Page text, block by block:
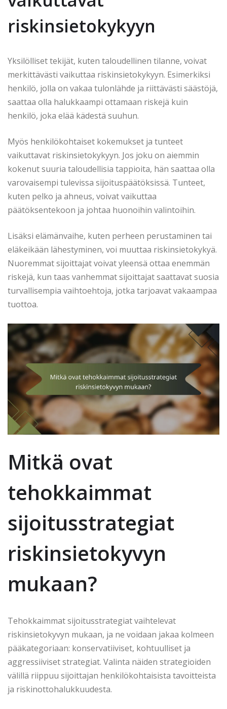
riskinsietokykyyn
Yksilölliset tekijät, kuten taloudellinen tilanne, voivat
merkittävästi vaikuttaa riskinsietokykyyn. Esimerkiksi
henkilö, jolla on vakaa tulonlähde ja riittävästi säästöjä,
saattaa olla halukkaampi ottamaan riskejä kuin
henkilö, joka elää kädestä suuhun.
Myös henkilökohtaiset kokemukset ja tunteet
vaikuttavat riskinsietokykyyn. Jos joku on aiemmin
kokenut suuria taloudellisia tappioita, hän saattaa olla
varovaisempi tulevissa sijoituspäätöksissä. Tunteet,
kuten pelko ja ahneus, voivat vaikuttaa
päätöksentekoon ja johtaa huonoihin valintoihin.
Lisäksi elämänvaihe, kuten perheen perustaminen tai
eläkeikään lähestyminen, voi muuttaa riskinsietokykyä.
Nuoremmat sijoittajat voivat yleensä ottaa enemmän
riskejä, kun taas vanhemmat sijoittajat saattavat suosia
turvallisempia vaihtoehtoja, jotka tarjoavat vakaampaa
tuottoa.
Mitkä ovat
tehokkaimmat
sijoitusstrategiat
riskinsietokyvyn
mukaan?
Tehokkaimmat sijoitusstrategiat vaihtelevat
riskinsietokyvyn mukaan, ja ne voidaan jakaa kolmeen
pääkategoriaan: konservatiiviset, kohtuulliset ja
aggressiiviset strategiat. Valinta näiden strategioiden
välillä riippuu sijoittajan henkilökohtaisista tavoitteista
ja riskinottohalukkuudesta.